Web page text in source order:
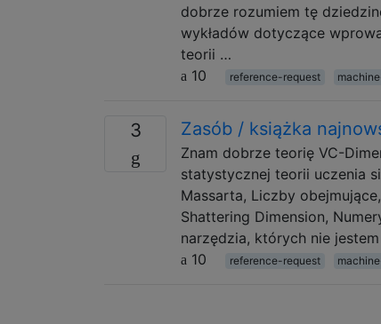
dobrze rozumiem tę
wykładów dotyczące
teorii …
10
reference-request
3 Zasób / książka
Znam dobrze teorię VC-
statystycznej teorii uczenia
Massarta, Liczby
Shattering Dimension,
narzędzia, których nie
10
reference-request